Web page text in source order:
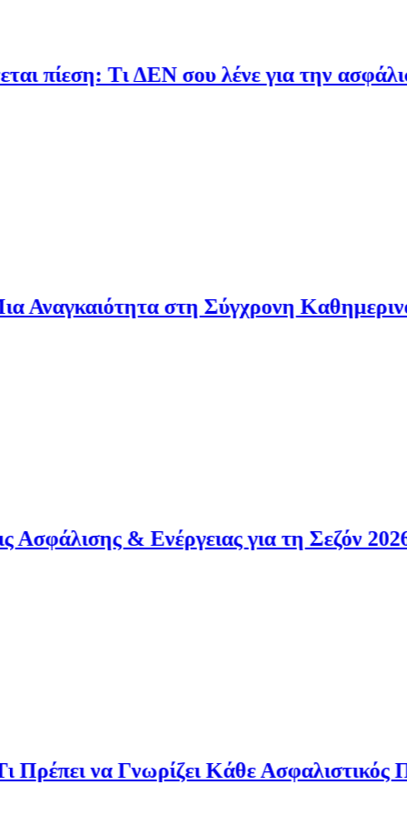
Τι ΔΕΝ σου λένε για την ασφάλιση
στη Σύγχρονη Καθημερινότητα
& Ενέργειας για τη Σεζόν 2026
Γνωρίζει Κάθε Ασφαλιστικός